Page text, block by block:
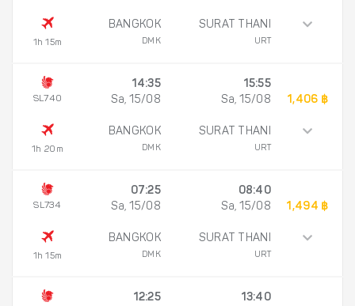
1h 15m
BANGKOK
DMK
SURAT THANI
URT
SL740
1h 20m
14:35
Sa, 15/08
BANGKOK
DMK
15:55
Sa, 15/08
SURAT THANI
URT
1,406 ฿
SL734
1h 15m
07:25
Sa, 15/08
BANGKOK
DMK
08:40
Sa, 15/08
SURAT THANI
URT
1,494 ฿
12:25
13:40